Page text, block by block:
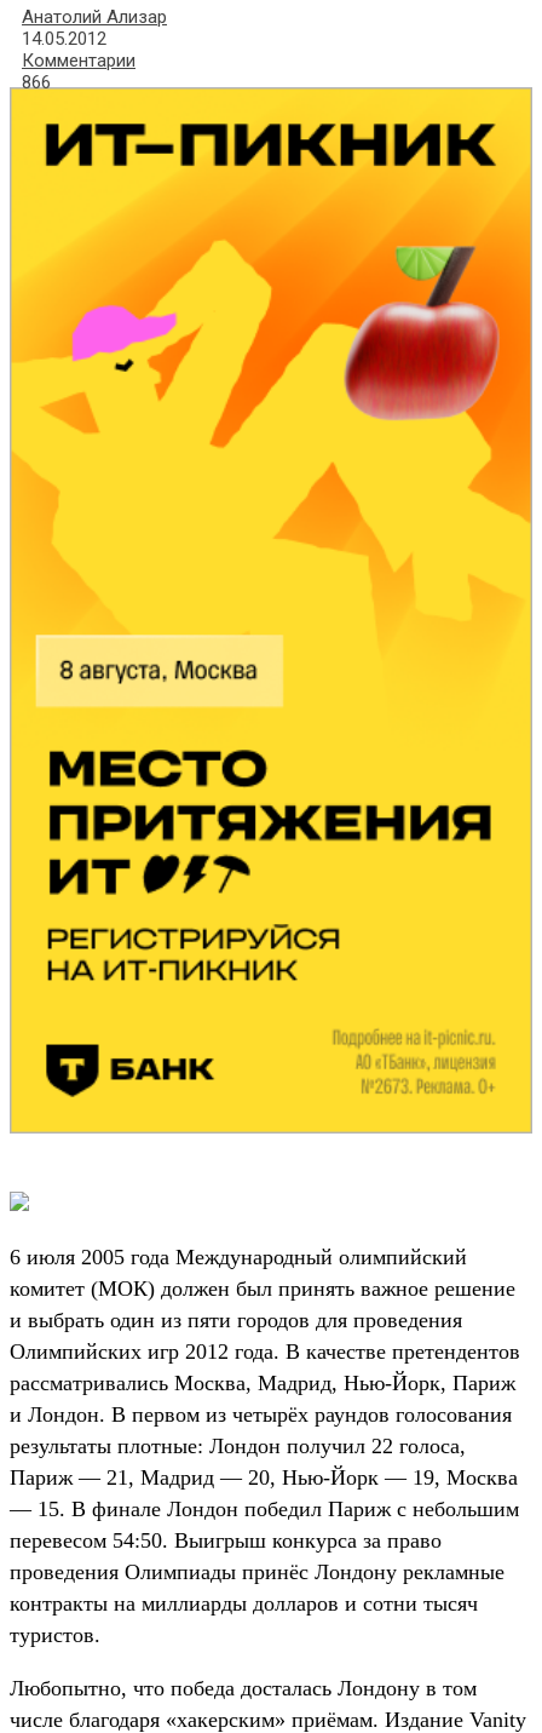
Анатолий Ализар
14.05.2012
Комментарии
866
6 июля 2005 года Международный олимпийский
комитет (МОК) должен был принять важное решение
и выбрать один из пяти городов для проведения
Олимпийских игр 2012 года. В качестве претендентов
рассматривались Москва, Мадрид, Нью-Йорк, Париж
и Лондон. В первом из четырёх раундов голосования
результаты плотные: Лондон получил 22 голоса,
Париж — 21, Мадрид — 20, Нью-Йорк — 19, Москва
— 15. В финале Лондон победил Париж с небольшим
перевесом 54:50. Выигрыш конкурса за право
проведения Олимпиады принёс Лондону рекламные
контракты на миллиарды долларов и сотни тысяч
туристов.
Любопытно, что победа досталась Лондону в том
числе благодаря «хакерским» приёмам. Издание Vanity